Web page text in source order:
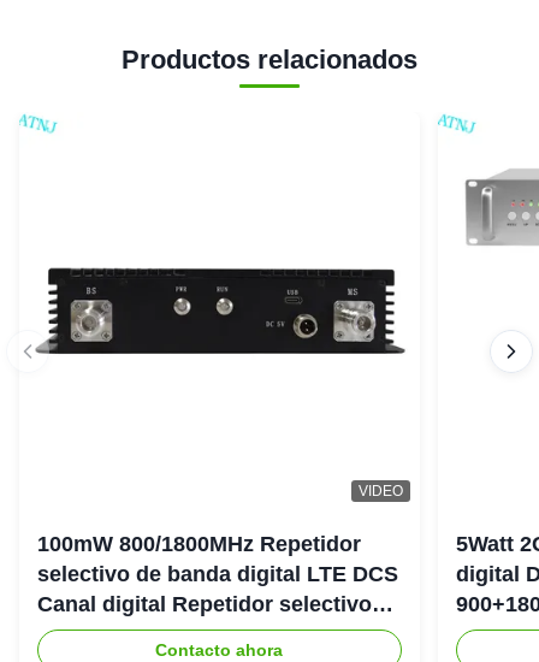
Productos relacionados
VIDEO
100mW 800/1800MHz Repetidor
selectivo de banda digital LTE DCS
Canal digital Repetidor selectivo
Bda Pico
Contacto ahora
5Watt
digital
DAS